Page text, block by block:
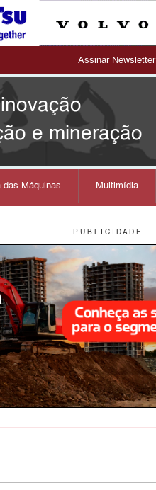
Assinar Newsletter
e mineração
das Máquinas Multimídia
P U B L I C I D A D E